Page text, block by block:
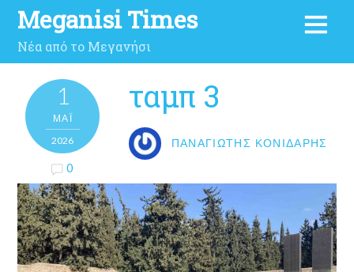
Meganisi Times
Νέα από το Μεγανήσι
1
ΜΑΪ́
2026
0
ταμπ 3
ΠΑΝΑΓΙΏΤΗΣ ΚΟΝΙΔΆΡΗΣ